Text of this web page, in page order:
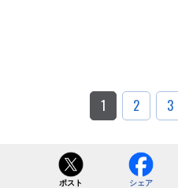
1 2 3
ポスト シェア